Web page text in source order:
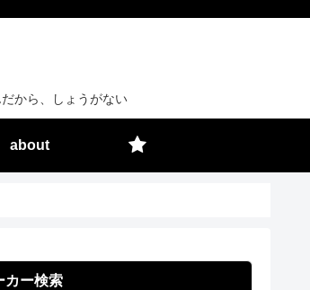
から、しょうがない
about
カー検索